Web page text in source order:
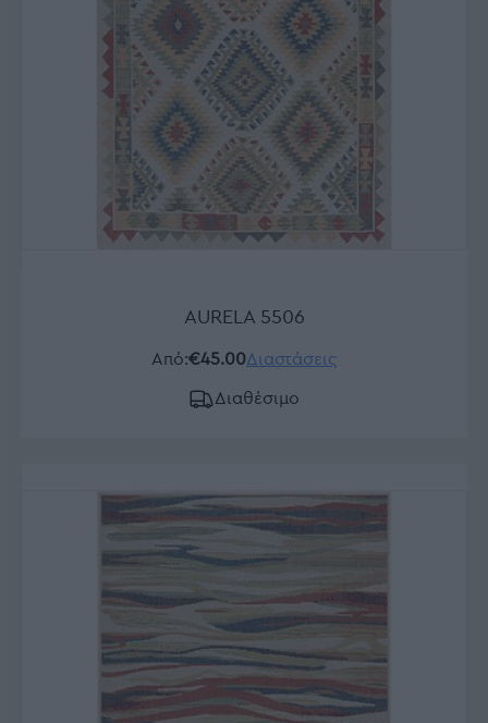
AURELA 5506
Από:€45.00Διαστάσεις
Διαθέσιμο